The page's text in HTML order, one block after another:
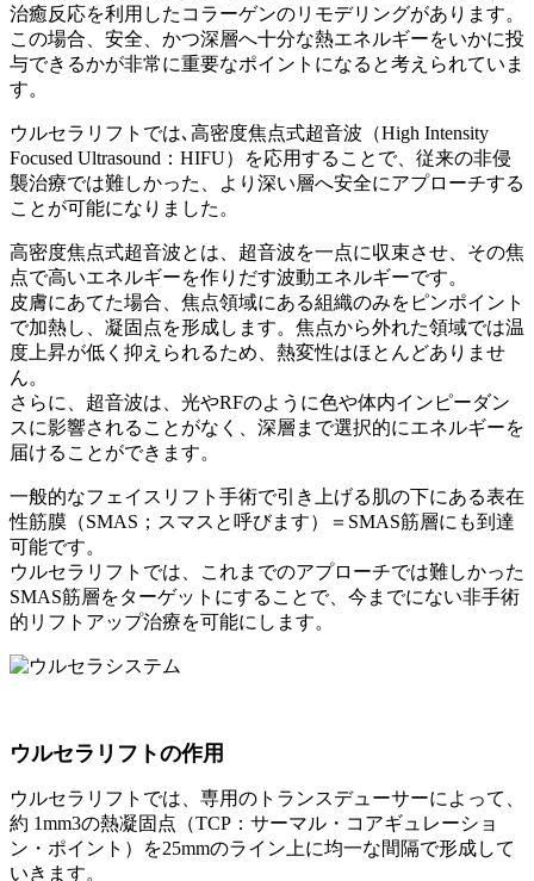
治癒反応を利用したコラーゲンのリモデリングがあります。
この場合、安全、かつ深層へ十分な熱エネルギーをいかに投
与できるかが非常に重要なポイントになると考えられていま
す。
ウルセラリフトでは､高密度焦点式超音波（High Intensity
Focused Ultrasound：HIFU）を応用することで、従来の非侵
襲治療では難しかった、より深い層へ安全にアプローチする
ことが可能になりました。
高密度焦点式超音波とは、超音波を一点に収束させ、その焦
点で高いエネルギーを作りだす波動エネルギーです。
皮膚にあてた場合、焦点領域にある組織のみをピンポイント
で加熱し、凝固点を形成します。焦点から外れた領域では温
度上昇が低く抑えられるため、熱変性はほとんどありませ
ん。
さらに、超音波は、光やRFのように色や体内インピーダン
スに影響されることがなく、深層まで選択的にエネルギーを
届けることができます。
一般的なフェイスリフト手術で引き上げる肌の下にある表在
性筋膜（SMAS；スマスと呼びます）＝SMAS筋層にも到達
可能です。
ウルセラリフトでは、これまでのアプローチでは難しかった
SMAS筋層をターゲットにすることで、今までにない非手術
的リフトアップ治療を可能にします。
ウルセラリフトの作用
ウルセラリフトでは、専用のトランスデューサーによって、
約 1mm3の熱凝固点（TCP：サーマル・コアギュレーショ
ン・ポイント）を25mmのライン上に均一な間隔で形成して
いきます。